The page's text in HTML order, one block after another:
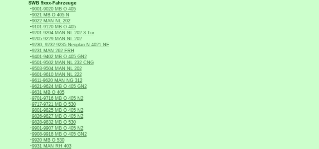
SWB 9xxx-Fahrzeuge
-9001-9020 MB O 405
-9021 MB O 405 N
-9022 MAN NL 202
-9101-9120 MB O 405
-9201-9204 MAN NL 202 3 Tür
-9205-9229 MAN NL 202
-9230, 9232-9235 Neoplan N 4021 NF
-9231 MAN 262 FRH
-9401-9402 MB O 405 GN2
-9501-9502 MAN NL 232 CNG
-9503-9504 MAN NL 202
-9601-9610 MAN NL 222
-9611-9620 MAN NG 312
-9621-9624 MB O 405 GN2
-9631 MB O 405
-9701-9716 MB O 405 N2
-9717-9721 MB O 530
-9801-9825 MB O 405 N2
-9826-9827 MB O 405 N2
-9828-9832 MB O 530
-9901-9907 MB O 405 N2
-9908-9918 MB O 405 GN2
-9920 MB O 530
-9931 MAN RH 403